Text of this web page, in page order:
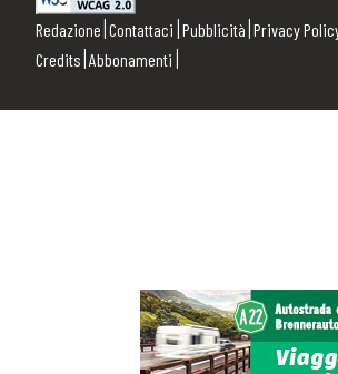
Redazione Contattaci Pubblicità Privacy
Credits Abbonamenti